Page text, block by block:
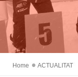
Home ACTUALITAT